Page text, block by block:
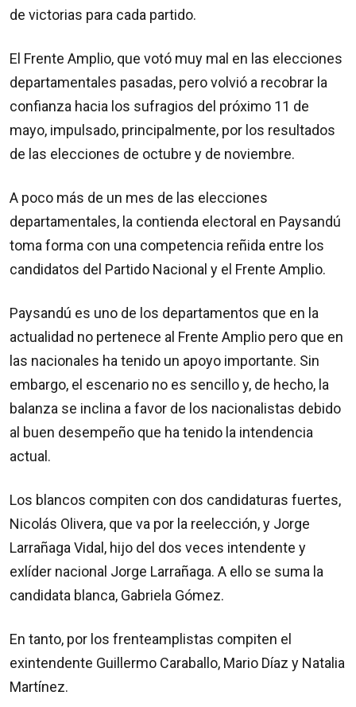
de victorias para cada partido.
El Frente Amplio, que votó muy mal en las elecciones
departamentales pasadas, pero volvió a recobrar la
confianza hacia los sufragios del próximo 11 de
mayo, impulsado, principalmente, por los resultados
de las elecciones de octubre y de noviembre.
A poco más de un mes de las elecciones
departamentales, la contienda electoral en Paysandú
toma forma con una competencia reñida entre los
candidatos del Partido Nacional y el Frente Amplio.
Paysandú es uno de los departamentos que en la
actualidad no pertenece al Frente Amplio pero que en
las nacionales ha tenido un apoyo importante. Sin
embargo, el escenario no es sencillo y, de hecho, la
balanza se inclina a favor de los nacionalistas debido
al buen desempeño que ha tenido la intendencia
actual.
Los blancos compiten con dos candidaturas fuertes,
Nicolás Olivera, que va por la reelección, y Jorge
Larrañaga Vidal, hijo del dos veces intendente y
exlíder nacional Jorge Larrañaga. A ello se suma la
candidata blanca, Gabriela Gómez.
En tanto, por los frenteamplistas compiten el
exintendente Guillermo Caraballo, Mario Díaz y Natalia
Martínez.